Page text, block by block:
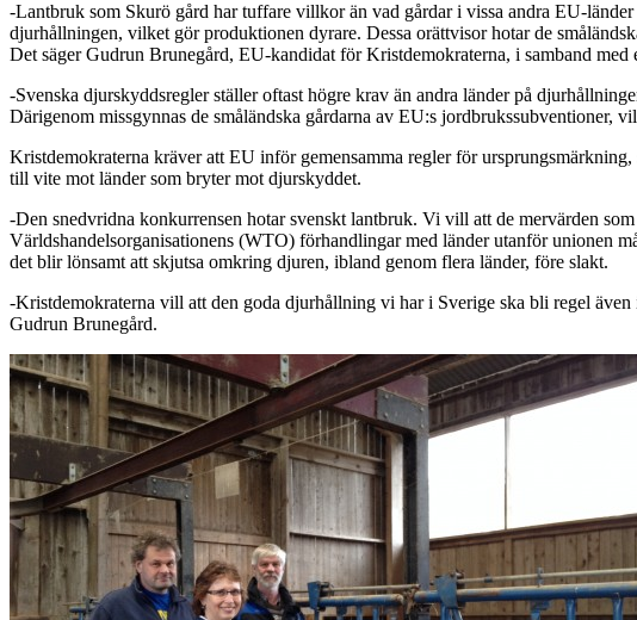
-Lantbruk som Skurö gård har tuffare villkor än vad gårdar i vissa andra EU-
djurhållningen, vilket gör produktionen dyrare. Dessa orättvisor hotar de
Det säger Gudrun Brunegård, EU-kandidat för Kristdemokraterna, i samband
-Svenska djurskyddsregler ställer oftast högre krav än andra länder på
Därigenom missgynnas de småländska gårdarna av EU:s jordbrukssubventioner,
Kristdemokraterna kräver att EU inför gemensamma regler för
till vite mot länder som bryter mot djurskyddet.
-Den snedvridna konkurrensen hotar svenskt lantbruk. Vi vill att de mervärden
Världshandelsorganisationens (WTO) förhandlingar med länder utanför unionen
det blir lönsamt att skjutsa omkring djuren, ibland genom flera länder, före slakt.
-Kristdemokraterna vill att den goda djurhållning vi har i Sverige ska bli regel
Gudrun Brunegård.